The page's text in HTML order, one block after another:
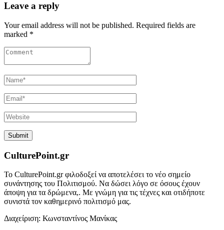
Leave a reply
Your email address will not be published. Required fields are
marked *
CulturePoint.gr
Το CulturePoint.gr φιλοδοξεί να αποτελέσει το νέο σημείο
συνάντησης του Πολιτισμού. Να δώσει λόγο σε όσους έχουν
άποψη για τα δρώμενα,. Με γνώμη για τις τέχνες και οτιδήποτε
συνιστά τον καθημερινό πολιτισμό μας.
Διαχείριση: Κωνσταντίνος Μανίκας